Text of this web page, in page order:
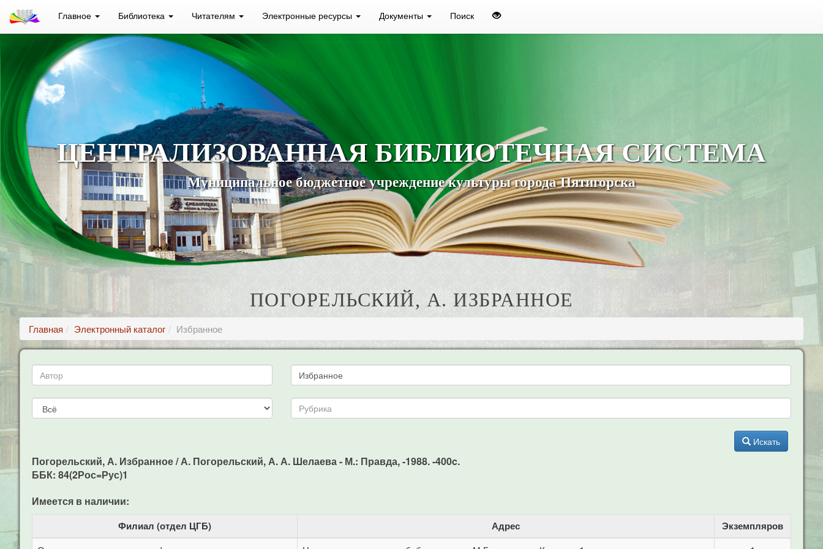
Главное Библиотека Читателям Электронные ресурсы Документы Поиск
ЦЕНТРАЛИЗОВАННАЯ БИБЛИОТЕЧНАЯ СИСТЕМА
Муниципальное бюджетное учреждение культуры города Пятигорска
ПОГОРЕЛЬСКИЙ, А. ИЗБРАННОЕ
Главная Электронный каталог Избранное
Искать
Погорельский, А. Избранное / А. Погорельский, А. А. Шелаева - М.: Правда, -1988. -400c.
ББК: 84(2Рос=Рус)1
Имеется в наличии:
Филиал (отдел ЦГБ) Адрес Экземпляров